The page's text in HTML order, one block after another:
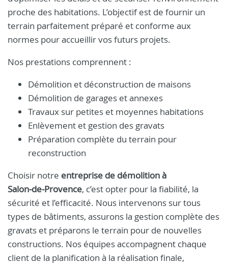
proche des habitations. L’objectif est de fournir un
terrain parfaitement préparé et conforme aux
normes pour accueillir vos futurs projets.
Nos prestations comprennent :
Démolition et déconstruction de maisons
Démolition de garages et annexes
Travaux sur petites et moyennes habitations
Enlèvement et gestion des gravats
Préparation complète du terrain pour
reconstruction
Choisir notre entreprise de démolition à
Salon‑de‑Provence, c’est opter pour la fiabilité, la
sécurité et l’efficacité. Nous intervenons sur tous
types de bâtiments, assurons la gestion complète des
gravats et préparons le terrain pour de nouvelles
constructions. Nos équipes accompagnent chaque
client de la planification à la réalisation finale,